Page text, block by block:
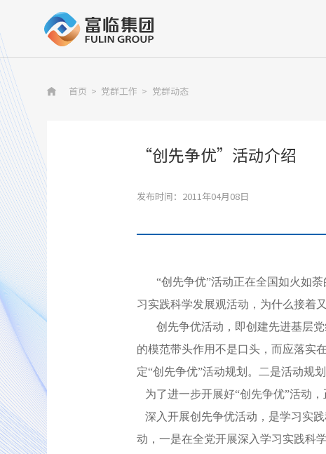
 首页 > 党群工作 > 党群动态
“创先争优”活动介绍
发布时间：2011年04月08日
“创先争优”活动正在全国如火如
习实践科学发展观活动，为什么接着
创先争优活动，即创建先进基层
的模范带头作用不是口头，而应落实
定“创先争优”活动规划。二是活动规
为了进一步开展好“创先争优”活动
深入开展创先争优活动，是学习实
动，一是在全党开展深入学习实践科